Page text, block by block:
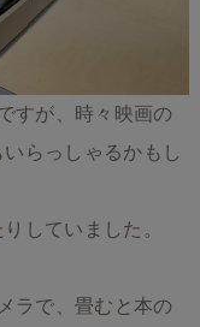
すが、時々映画の
らっしゃるかもし
していました。
ラで、畳むと本の